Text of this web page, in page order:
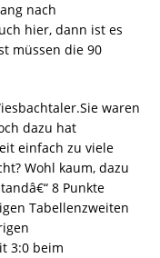
nach
hier, dann ist es
müssen die 90
waren
dazu hat
einfach zu viele
Wohl kaum, dazu
8 Punkte
Tabellenzweiten
3:0 beim